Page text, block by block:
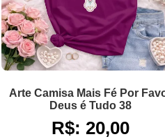
Arte Camisa Mais Fé Por
Deus é Tudo 38
R$: 20,00